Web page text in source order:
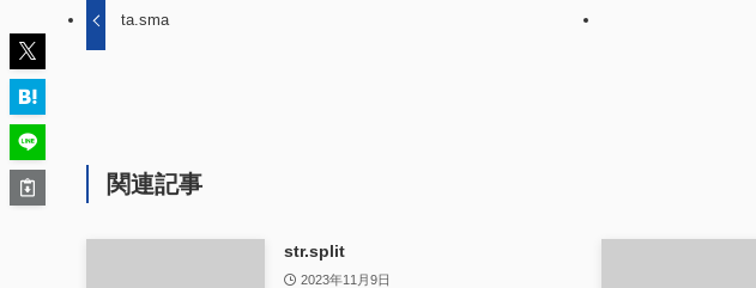
ta.sma
関連記事
str.split
2023年11月9日